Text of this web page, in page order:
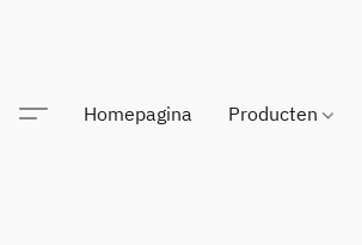
Homepagina Producten